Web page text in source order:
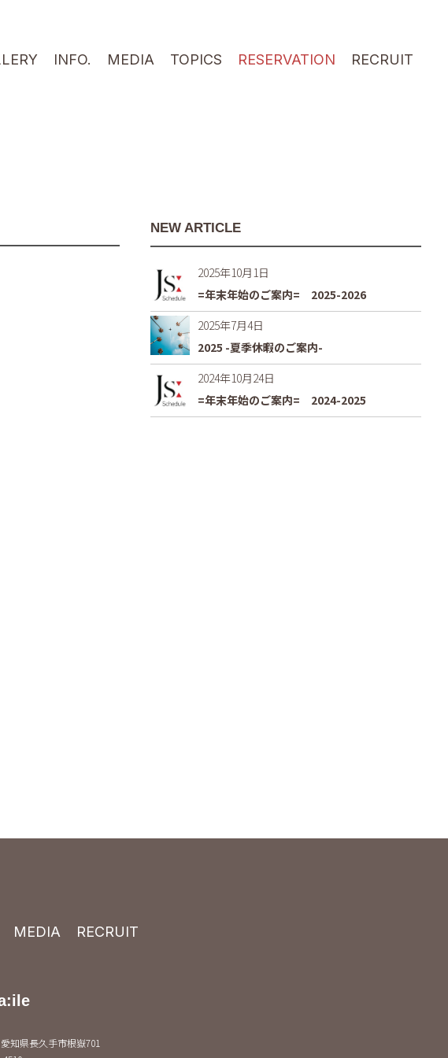
INFO. MEDIA TOPICS RESERVATION RECRUIT
NEW ARTICLE
2025年10月1日
=年末年始のご案内= 2025-2026
2025年7月4日
2025 -夏季休暇のご案内-
2024年10月24日
=年末年始のご案内= 2024-2025
MEDIA RECRUIT
知県長久手市根嶽701